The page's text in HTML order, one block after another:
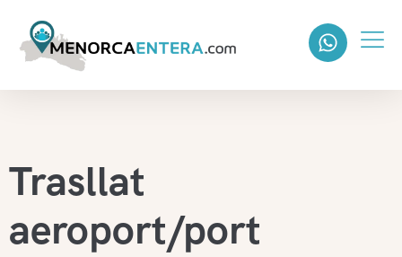
Trasllat
aeroport/port